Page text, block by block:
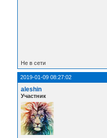
Не в сети
2019-01-09 08:27:02
aleshin
Участник